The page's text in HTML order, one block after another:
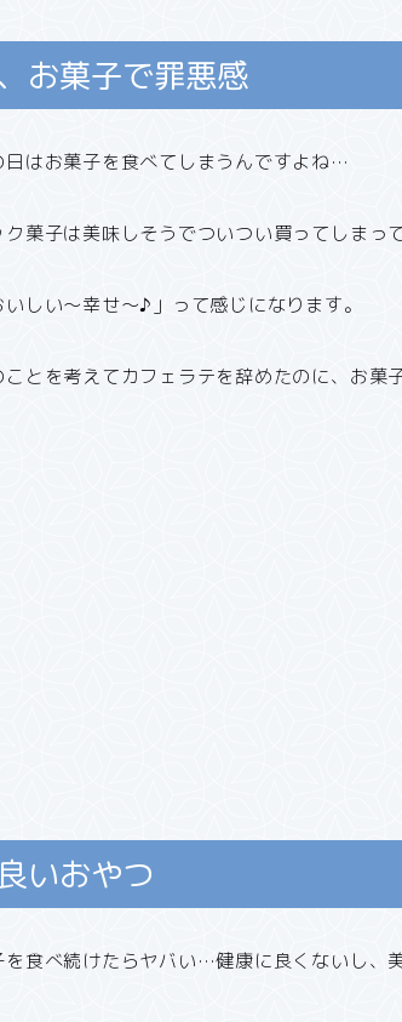
お菓子で罪悪感
日はお菓子を食べてしまうんですよね…
菓子は美味しそうでついつい買ってしまって
しい〜幸せ〜♪」って感じになります。
とを考えてカフェラテを辞めたのに、お菓
いおやつ
を食べ続けたらヤバい…健康に良くないし、